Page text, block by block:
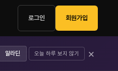
로그인 회원가입
알라딘 오늘 하루 보지 않기 ×